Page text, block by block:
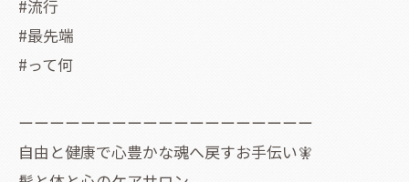
#流行
#最先端
#って何
ーーーーーーーーーーーーーーーーーーー
自由と健康で心豊かな魂へ戻すお手伝い🧚